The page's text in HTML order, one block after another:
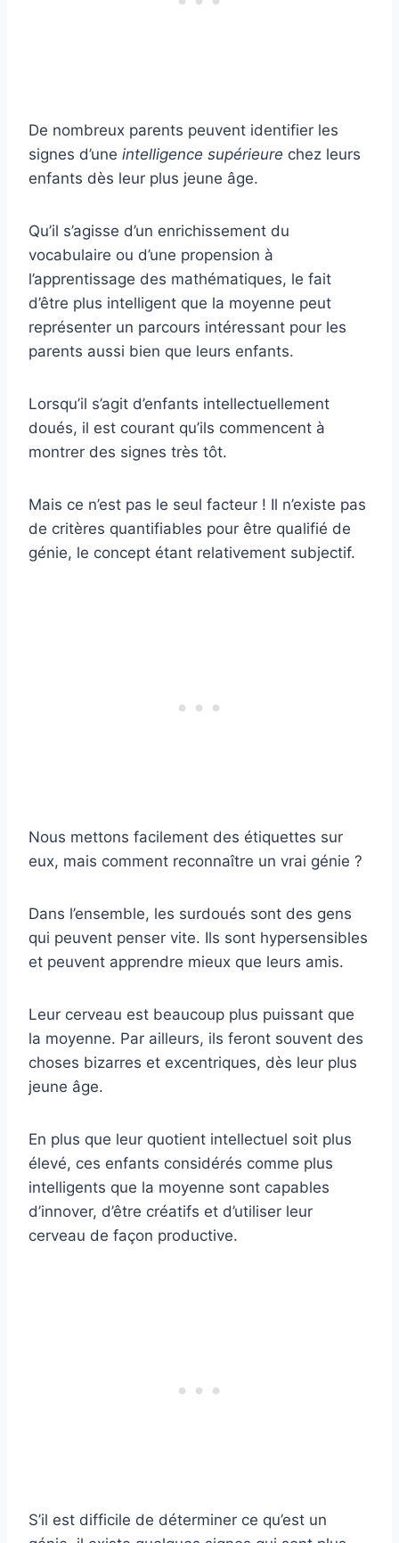
De nombreux parents peuvent identifier les
signes d’une intelligence supérieure chez leurs
enfants dès leur plus jeune âge.
Qu’il s’agisse d’un enrichissement du
vocabulaire ou d’une propension à
l’apprentissage des mathématiques, le fait
d’être plus intelligent que la moyenne peut
représenter un parcours intéressant pour les
parents aussi bien que leurs enfants.
Lorsqu’il s’agit d’enfants intellectuellement
doués, il est courant qu’ils commencent à
montrer des signes très tôt.
Mais ce n’est pas le seul facteur ! Il n’existe pas
de critères quantifiables pour être qualifié de
génie, le concept étant relativement subjectif.
Nous mettons facilement des étiquettes sur
eux, mais comment reconnaître un vrai génie ?
Dans l’ensemble, les surdoués sont des gens
qui peuvent penser vite. Ils sont hypersensibles
et peuvent apprendre mieux que leurs amis.
Leur cerveau est beaucoup plus puissant que
la moyenne. Par ailleurs, ils feront souvent des
choses bizarres et excentriques, dès leur plus
jeune âge.
En plus que leur quotient intellectuel soit plus
élevé, ces enfants considérés comme plus
intelligents que la moyenne sont capables
d’innover, d’être créatifs et d’utiliser leur
cerveau de façon productive.
S’il est difficile de déterminer ce qu’est un